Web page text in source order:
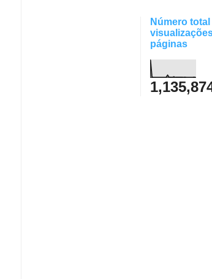
Número total
páginas